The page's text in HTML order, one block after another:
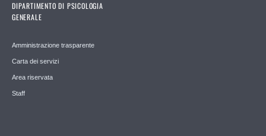
DIPARTIMENTO DI PSICOLOGIA
GENERALE
Amministrazione trasparente
Carta dei servizi
Area riservata
Staff